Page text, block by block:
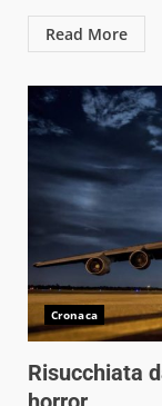
Read More
Cronaca
Risucchiata